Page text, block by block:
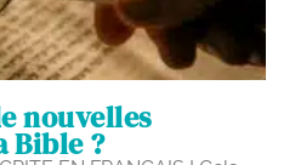
nouvelles
Bible ?